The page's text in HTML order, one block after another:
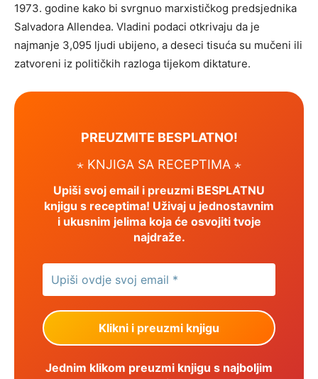
1973. godine kako bi svrgnuo marxističkog predsjednika
Salvadora Allendea. Vladini podaci otkrivaju da je
najmanje 3,095 ljudi ubijeno, a deseci tisuća su mučeni ili
zatvoreni iz političkih razloga tijekom diktature.
PREUZMITE BESPLATNO!
⋆ KNJIGA SA RECEPTIMA ⋆
Upiši svoj email i preuzmi BESPLATNU
knjigu s receptima! Uživaj u jednostavnim
i ukusnim jelima koja će osvojiti tvoje
najdraže.
Jednim klikom preuzmi knjigu s najboljim